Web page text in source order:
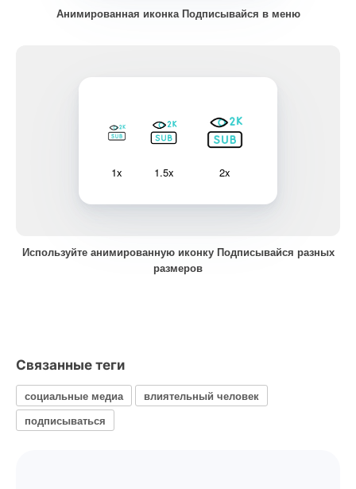
Анимированная иконка Подписывайся в меню
1x 1.5x 2x
Используйте анимированную иконку Подписывайся разных
размеров
Связанные теги
социальные медиа
влиятельный человек
подписываться